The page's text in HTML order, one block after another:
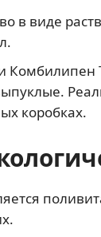
в виде
Комбилипен
коробках.